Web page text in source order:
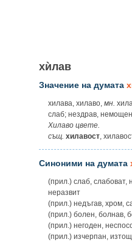
хѝлав
Значение на думата
хилава, хилаво, мн.
слаб; нездрав,
Хилаво цвете.
същ. хилавост,
Синоними на думата
(прил.) слаб, слабоват,
неразвит
(прил.) недъгав, хром,
(прил.) болен, болнав,
(прил.) негоден,
(прил.) изчерпан,